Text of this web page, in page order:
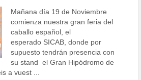
Mañana día 19 de Noviembre
comienza nuestra gran feria del
caballo español, el
esperado SICAB, donde por
supuesto tendrán presencia con
su stand el Gran Hipódromo de
a vuest ...